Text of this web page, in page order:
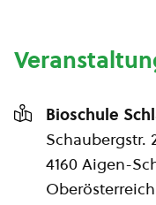
Bioschule
Schaubergstr.
4160 Aigen-
Oberösterreich